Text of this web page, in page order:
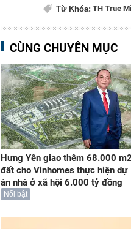
Từ Khóa: TH True
CÙNG CHUYÊN MỤC
Hưng Yên giao thêm 68.000 m2
đất cho Vinhomes thực hiện dự
án nhà ở xã hội 6.000 tỷ đồng
Nổi bật